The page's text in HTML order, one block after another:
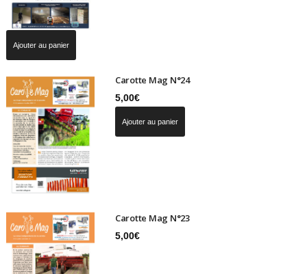
Ajouter au panier
Carotte Mag N°24
5,00€
Ajouter au panier
Carotte Mag N°23
5,00€